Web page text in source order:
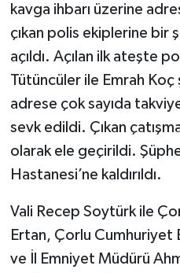
kavga ihbarı üzerine
çıkan polis ekiplerine bir
açıldı. Açılan ilk ateşte
Tütüncüler ile Emrah
adrese çok sayıda
sevk edildi. Çıkan
olarak ele geçirildi.
Hastanesi’ne kaldırıldı.
Vali Recep Soytürk ile
Ertan, Çorlu Cumhuriyet
ve İl Emniyet Müdürü